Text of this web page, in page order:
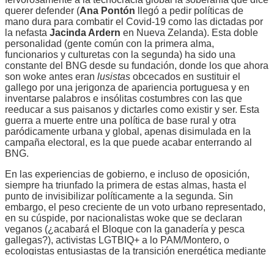
querer defender (Ana Pontón llegó a pedir políticas de
mano dura para combatir el Covid-19 como las dictadas por
la nefasta Jacinda Ardern en Nueva Zelanda). Esta doble
personalidad (gente común con la primera alma,
funcionarios y culturetas con la segunda) ha sido una
constante del BNG desde su fundación, donde los que ahora
son woke antes eran lusistas obcecados en sustituir el
gallego por una jerigonza de apariencia portuguesa y en
inventarse palabros e insólitas costumbres con las que
reeducar a sus paisanos y dictarles como existir y ser. Esta
guerra a muerte entre una política de base rural y otra
paródicamente urbana y global, apenas disimulada en la
campaña electoral, es la que puede acabar enterrando al
BNG.
En las experiencias de gobierno, e incluso de oposición,
siempre ha triunfado la primera de estas almas, hasta el
punto de invisibilizar políticamente a la segunda. Sin
embargo, el peso creciente de un voto urbano representado,
en su cúspide, por nacionalistas woke que se declaran
veganos (¿acabará el Bloque con la ganadería y pesca
gallegas?), activistas LGTBIQ+ a lo PAM/Montero, o
ecologistas entusiastas de la transición energética mediante